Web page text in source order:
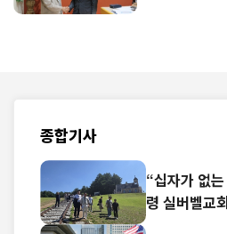
종합기사
“십자가 없
령 실버벨교